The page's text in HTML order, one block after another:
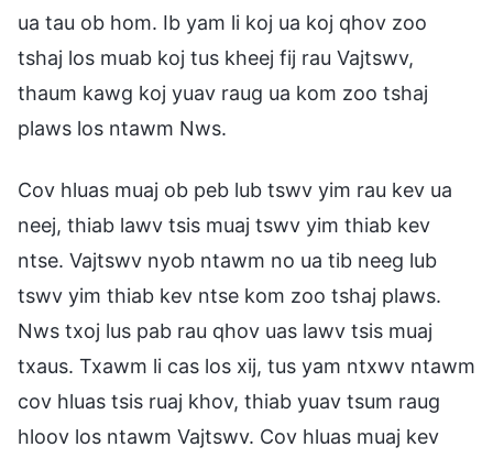
ua tau ob hom. Ib yam li koj ua koj qhov zoo
tshaj los muab koj tus kheej fij rau Vajtswv,
thaum kawg koj yuav raug ua kom zoo tshaj
plaws los ntawm Nws.
Cov hluas muaj ob peb lub tswv yim rau kev ua
neej, thiab lawv tsis muaj tswv yim thiab kev
ntse. Vajtswv nyob ntawm no ua tib neeg lub
tswv yim thiab kev ntse kom zoo tshaj plaws.
Nws txoj lus pab rau qhov uas lawv tsis muaj
txaus. Txawm li cas los xij, tus yam ntxwv ntawm
cov hluas tsis ruaj khov, thiab yuav tsum raug
hloov los ntawm Vajtswv. Cov hluas muaj kev